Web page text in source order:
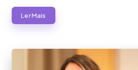
Ler Mais